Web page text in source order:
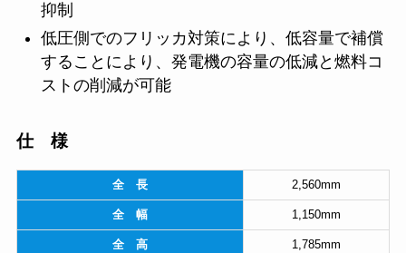
抑制
低圧側でのフリッカ対策により、低容量で補償
することにより、発電機の容量の低減と燃料コ
ストの削減が可能
仕 様
全 長 2,560mm
全 幅 1,150mm
全 高 1,785mm